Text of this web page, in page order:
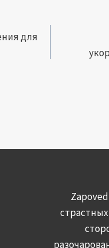
для